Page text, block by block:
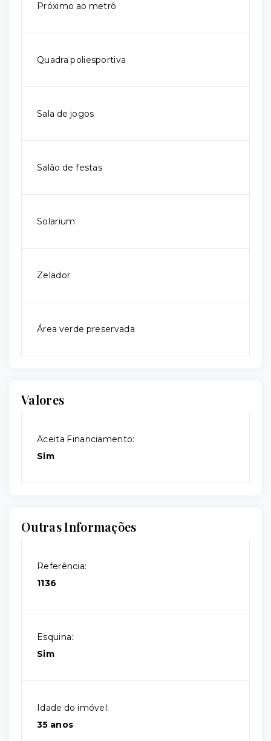
Próximo ao metrô
Quadra poliesportiva
Sala de jogos
Salão de festas
Solarium
Zelador
Área verde preservada
Valores
Aceita Financiamento:
Sim
Outras Informações
Referência:
1136
Esquina:
Sim
Idade do imóvel:
35 anos